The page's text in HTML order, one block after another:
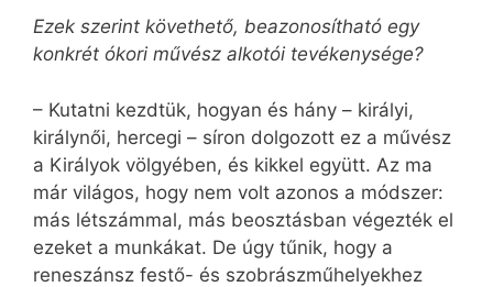
Ezek szerint követhető, beazonosítható egy
konkrét ókori művész alkotói tevékenysége?
– Kutatni kezdtük, hogyan és hány – királyi,
királynői, hercegi – síron dolgozott ez a művész
a Királyok völgyében, és kikkel együtt. Az ma
már világos, hogy nem volt azonos a módszer:
más létszámmal, más beosztásban végezték el
ezeket a munkákat. De úgy tűnik, hogy a
reneszánsz festő- és szobrászműhelyekhez